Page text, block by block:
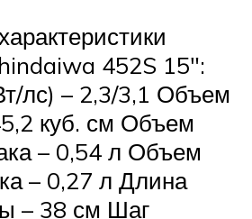
452S 15″:
лс) – 2,3/3,1 Объем
куб. см Объем
– 0,54 л Объем
– 0,27 л Длина
– 38 см Шаг